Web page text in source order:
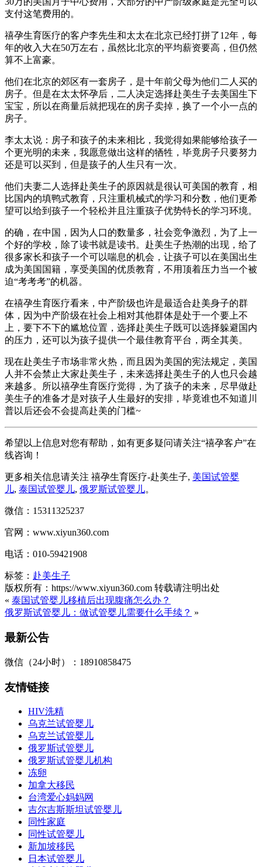
支付这笔费用的。
禧孕生育医疗的客户李先生和太太在北京已经打拼了12年，每
年的收入大在50万左右，虽然比北京的平均薪资要高，但仍然
算不上富豪。
他们在北京的郊区有一套房子，是十年前父母为他们二人买的
房子。但是在太太怀孕后，二人决定选择赴美生子去美国生下
宝宝，所以在商量后就把现在的房子卖掉，换了一个小一点的
房子。
李太太说：房子和孩子的未来相比，我觉得如果能够给孩子一
个更光明的未来，我愿意做出这样的牺牲，毕竟房子只要努力
还是可以买到，但是孩子的人生只有一次。
他们夫妻二人选择赴美生子的原因就是很认可美国的教育，相
比国内的填鸭式教育，只注重机械式的学习和分数，他们更希
望可以给到孩子一个轻松并且注重孩子优势特长的学习环境。
的确，在中国，因为人口的数量多，社会竞争激烈，为了上一
个好的学校，除了读书就是读书。赴美生子热潮的出现，给了
很多家长和孩子一个可以喘息的机会，让孩子可以在美国出生
成为美国国籍，享受美国的优质教育，不用顶着压力当一个被
迫“考考考”的机器。
在禧孕生育医疗看来，中产阶级也许是最适合赴美身子的群
体，因为中产阶级在社会上相对其他群体是处于一个要上不
上，要下不下的尴尬位置，选择赴美生子既可以选择躲避国内
的压力，还可以为孩子提供一个最佳教育平台，两全其美。
现在赴美生子市场非常火热，而且因为美国的宪法规定，美国
人并不会禁止大家赴美生子，未来选择赴美生子的人也只会越
来越多。所以禧孕生育医疗觉得，为了孩子的未来，尽早做赴
美生子的准备才是对孩子人生最好的安排，毕竟谁也不知道川
普以后还会不会提高赴美的门槛~
希望以上信息对您有帮助，如有更多疑问请关注“禧孕客户”在
线咨询！
更多相关信息请关注 禧孕生育医疗-赴美生子, 美国试管婴
儿, 泰国试管婴儿, 俄罗斯试管婴儿。
微信：15311325237
官网：www.xiyun360.com
电话：010-59421908
标签： 赴美生子
版权所有：https://www.xiyun360.com 转载请注明出处
« 泰国试管婴儿移植后出现腹痛怎么办？
俄罗斯试管婴儿：做试管婴儿需要什么手续？ »
最新公告
微信（24小时）：18910858475
友情链接
HIV洗精
乌克兰试管婴儿
乌克兰试管婴儿
俄罗斯试管婴儿
俄罗斯试管婴儿机构
冻卵
加拿大移民
台湾爱心妈妈网
吉尔吉斯斯坦试管婴儿
同性家庭
同性试管婴儿
新加坡移民
日本试管婴儿